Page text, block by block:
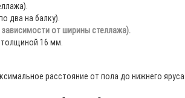
два на балку).
от ширины стеллажа).
толщиной 16 мм.
расстояние от пола до нижнего